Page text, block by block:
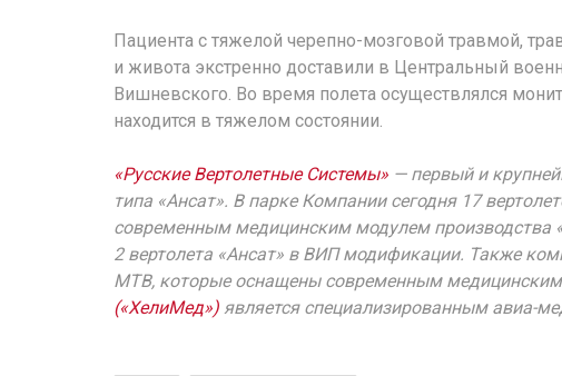
Пациента с тяжелой черепно-мозговой травмой,
и живота экстренно доставили в Центральный
Вишневского. Во время полета осуществлялся
находится в тяжелом состоянии.
«Русские Вертолетные Системы» — первый и
типа «Ансат». В парке Компании сегодня 17
современным медицинским модулем производства
2 вертолета «Ансат» в ВИП модификации. Также
МТВ, которые оснащены современным
(«ХелиМед») является специализированным авиа-